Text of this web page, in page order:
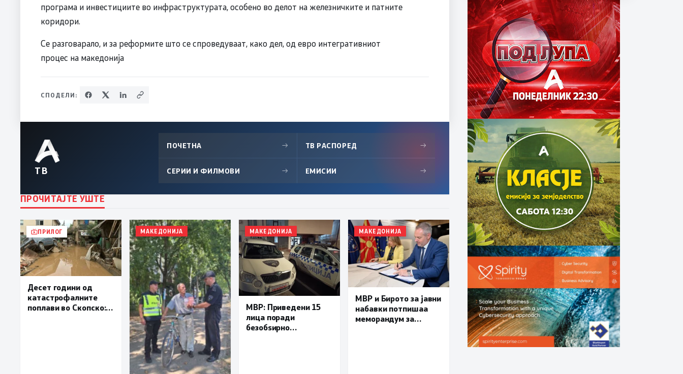
програма и инвестициите во инфраструктурата, особено во делот на железничките и патните
коридори.
Се разговарало, и за реформите што се спроведуваат, како дел, од евро интегративниот
процес на македонија
СПОДЕЛИ:
ТВ
ПОЧЕТНА → ТВ РАСПОРЕД →
СЕРИИ И ФИЛМОВИ → ЕМИСИИ →
ПРОЧИТАЈТЕ УШТЕ
ПРИЛОГ
Десет години од
катастрофалните
поплави во Скопско:
МАКЕДОНИЈА МАКЕДОНИЈА
МВР: Приведени 15
лица поради
безобѕирно
МАКЕДОНИЈА
МВР и Бирото за јавни
набавки потпишаа
меморандум за